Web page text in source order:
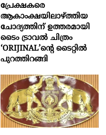
പ്രേക്ഷകരെ
ആകാംക്ഷയിലാഴ്ത്തിയ
ചോദ്യത്തിന് ഉത്തരമായി
ടൈം ട്രാവൽ ചിത്രം
‘ORIJINAL’ന്റെ ടൈറ്റിൽ
പുറത്തിറങ്ങി